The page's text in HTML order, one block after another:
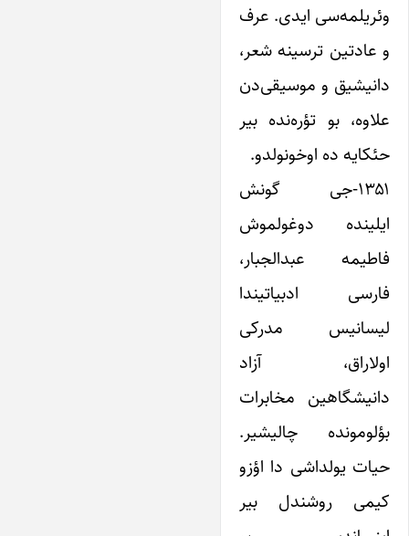
وئریلمه‌سی ایدی. عرف
و عادتین ترسینه شعر،
دانیشیق و موسیقی‌دن
علاوه، بو تؤره‌نده بیر
حئکایه ده اوخونولدو.
۱۳۵۱-جی گونش
ایلینده دوغولموش
فاطیمه عبدالجبار،
فارسی ادبیاتیندا
لیسانیس مدرکی
اولاراق، آزاد
دانیشگاهین مخابرات
بؤلومونده چالیشیر.
حیات یولداشی دا اؤزو
کیمی روشندل بیر